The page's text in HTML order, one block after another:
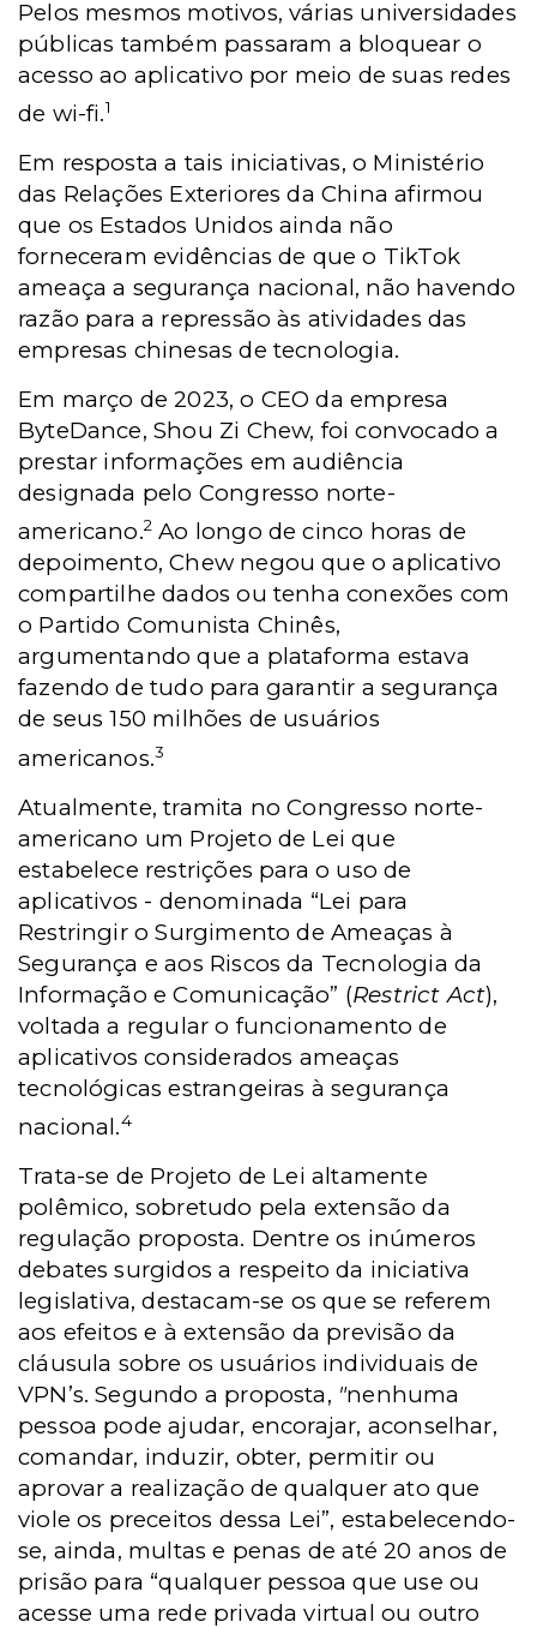
Pelos mesmos motivos, várias universidades
públicas também passaram a bloquear o
acesso ao aplicativo por meio de suas redes
de wi-fi.1
Em resposta a tais iniciativas, o Ministério
das Relações Exteriores da China afirmou
que os Estados Unidos ainda não
forneceram evidências de que o TikTok
ameaça a segurança nacional, não havendo
razão para a repressão às atividades das
empresas chinesas de tecnologia.
Em março de 2023, o CEO da empresa
ByteDance, Shou Zi Chew, foi convocado a
prestar informações em audiência
designada pelo Congresso norte-
americano.2 Ao longo de cinco horas de
depoimento, Chew negou que o aplicativo
compartilhe dados ou tenha conexões com
o Partido Comunista Chinês,
argumentando que a plataforma estava
fazendo de tudo para garantir a segurança
de seus 150 milhões de usuários
americanos.3
Atualmente, tramita no Congresso norte-
americano um Projeto de Lei que
estabelece restrições para o uso de
aplicativos - denominada “Lei para
Restringir o Surgimento de Ameaças à
Segurança e aos Riscos da Tecnologia da
Informação e Comunicação” (Restrict Act),
voltada a regular o funcionamento de
aplicativos considerados ameaças
tecnológicas estrangeiras à segurança
nacional.4
Trata-se de Projeto de Lei altamente
polêmico, sobretudo pela extensão da
regulação proposta. Dentre os inúmeros
debates surgidos a respeito da iniciativa
legislativa, destacam-se os que se referem
aos efeitos e à extensão da previsão da
cláusula sobre os usuários individuais de
VPN’s. Segundo a proposta, "nenhuma
pessoa pode ajudar, encorajar, aconselhar,
comandar, induzir, obter, permitir ou
aprovar a realização de qualquer ato que
viole os preceitos dessa Lei”, estabelecendo-
se, ainda, multas e penas de até 20 anos de
prisão para “qualquer pessoa que use ou
acesse uma rede privada virtual ou outro